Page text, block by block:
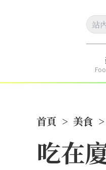
首頁 > 美食 >
吃在